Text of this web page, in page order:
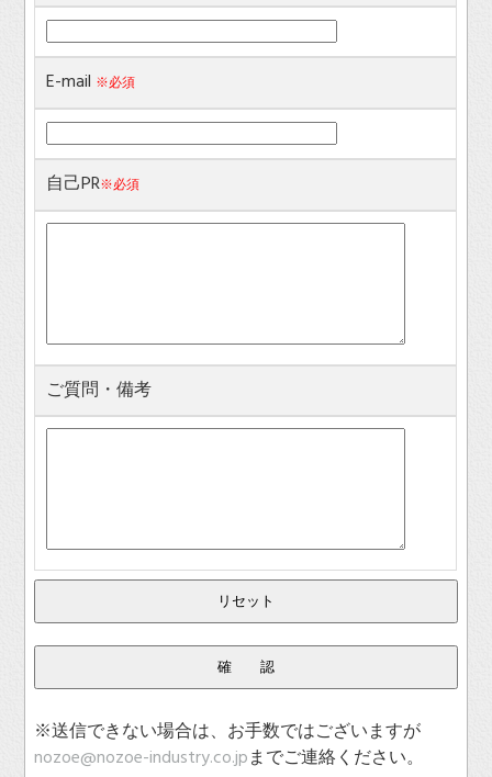
E-mail ※必須
自己PR※必須
ご質問・備考
※送信できない場合は、お手数ではございますが
nozoe@nozoe-industry.co.jpまでご連絡ください。